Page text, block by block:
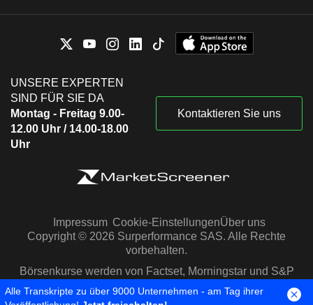
UNSERE EXPERTEN
SIND FÜR SIE DA
Montag - Freitag 9.00-
12.00 Uhr / 14.00-18.00
Uhr
Kontaktieren Sie uns
Impressum Cookie-EinstellungenÜber uns
Copyright © 2026 Surperformance SAS. Alle Rechte
vorbehalten.
Börsenkurse werden von Factset, Morningstar und S&P
Capital IQ zur Verfügung gestellt
Alle Transkripte zu über 9000 Unternehmen - am Tag ihrer